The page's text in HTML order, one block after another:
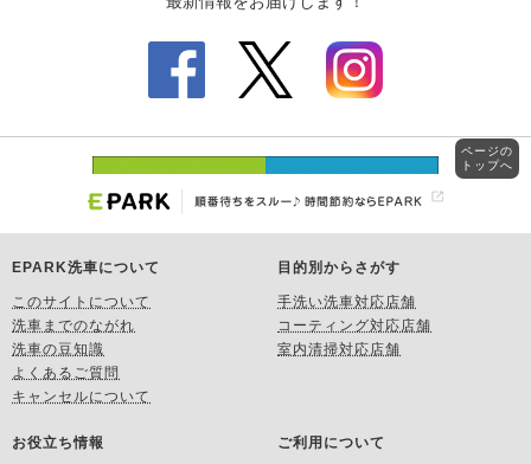
EPARK洗車について
このサイトについて
洗車までのながれ
洗車の豆知識
よくあるご質問
キャンセルについて
目的別からさがす
手洗い洗車対応店舗
コーティング対応店舗
室内清掃対応店舗
お役立ち情報 ご利用について
ページの
トップへ